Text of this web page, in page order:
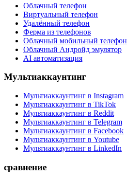
Облачный телефон
Виртуальный телефон
Удалённый телефон
Ферма из телефонов
Облачный мобильный телефон
Облачный Андройд эмулятор
AI автоматизация
Мультиаккаунтинг
Мультиаккаунтинг в Instagram
Мультиаккаунтинг в TikTok
Мультиаккаунтинг в Reddit
Мультиаккаунтинг в Telegram
Мультиаккаунтинг в Facebook
Мультиаккаунтинг в Youtube
Мультиаккаунтинг в LinkedIn
сравнение